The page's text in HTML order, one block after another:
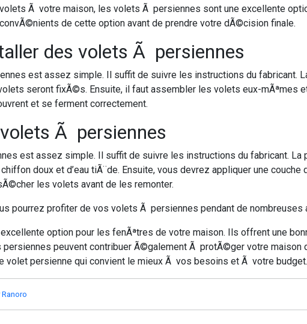
Ã votre maison, les volets Ã persiennes sont une excellente
de cette option avant de prendre votre dÃ©cision finale.
des volets Ã persiennes
est assez simple. Il suffit de suivre les instructions du fabricant.
seront fixÃ©s. Ensuite, il faut assembler les volets eux-mÃªmes
et se ferment correctement.
Ã persiennes
est assez simple. Il suffit de suivre les instructions du fabricant.
doux et d’eau tiÃ¨de. Ensuite, vous devrez appliquer une
les volets avant de les remonter.
pourrez profiter de vos volets Ã persiennes pendant de nombreuses
option pour les fenÃªtres de votre maison. Ils offrent une
persiennes peuvent contribuer Ã©galement Ã protÃ©ger votre
volet persienne qui convient le mieux Ã vos besoins et Ã votre budget.
Ranoro